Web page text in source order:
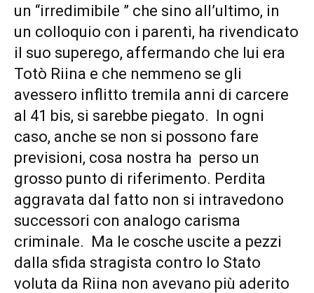
un “irredimibile ” che sino all’ultimo, in
un colloquio con i parenti, ha rivendicato
il suo superego, affermando che lui era
Totò Riina e che nemmeno se gli
avessero inflitto tremila anni di carcere
al 41 bis, si sarebbe piegato. In ogni
caso, anche se non si possono fare
previsioni, cosa nostra ha perso un
grosso punto di riferimento. Perdita
aggravata dal fatto non si intravedono
successori con analogo carisma
criminale. Ma le cosche uscite a pezzi
dalla sfida stragista contro lo Stato
voluta da Riina non avevano più aderito